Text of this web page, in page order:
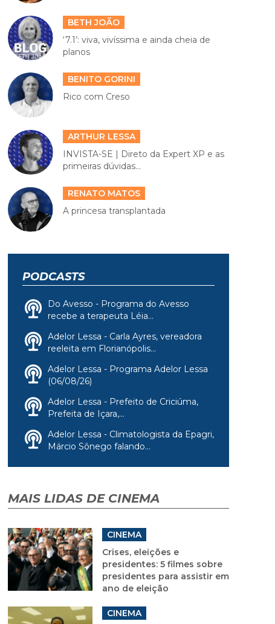
BETH JOÃO
‘7.1’: viva, vivíssima e ainda cheia de
planos
BENITO GORINI
Rico com Creso
ARTHUR LESSA
INVISTA-SE | Direto da Expert XP e as
primeiras dúvidas...
RENATO MATOS
A princesa transplantada
PODCASTS
Do Avesso - Programa do Avesso
recebe a terapeuta Léia...
Adelor Lessa - Carla Ayres, vereadora
reeleita em Florianópolis...
Adelor Lessa - Programa Adelor Lessa
(06/08/26)
Adelor Lessa - Prefeito de Criciúma,
Prefeita de Içara,...
Adelor Lessa - Climatologista da Epagri,
Márcio Sônego falando...
MAIS LIDAS DE CINEMA
CINEMA
Crises, eleições e
presidentes: 5 filmes sobre
presidentes para assistir em
ano de eleição
CINEMA